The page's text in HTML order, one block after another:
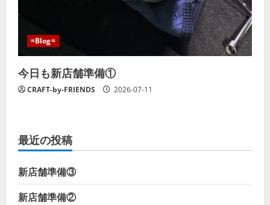
=Blog=
今日も新店舗準備①
CRAFT-by-FRIENDS 2026-07-11
最近の投稿
新店舗準備③
新店舗準備②